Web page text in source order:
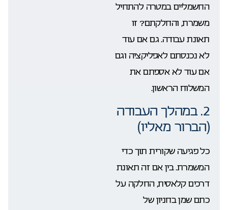
החשמליים במטרה להתחיל
משמרת, והחלקתם? זו
תאונת עבודה. גם אם עוד
לא נכנסתם לאפליקציה וגם
אם עוד לא אספתם את
המשלוח הראשון.
2. במהלך העבודה
(הברור מאליו)
כל פגיעה שקורית תוך כדי
המשמרת. בין אם זה תאונת
דרכים קלאסית, החלקה על
כתם שמן בחניון של